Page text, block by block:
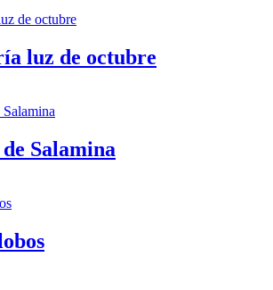
luz de octubre
Salamina